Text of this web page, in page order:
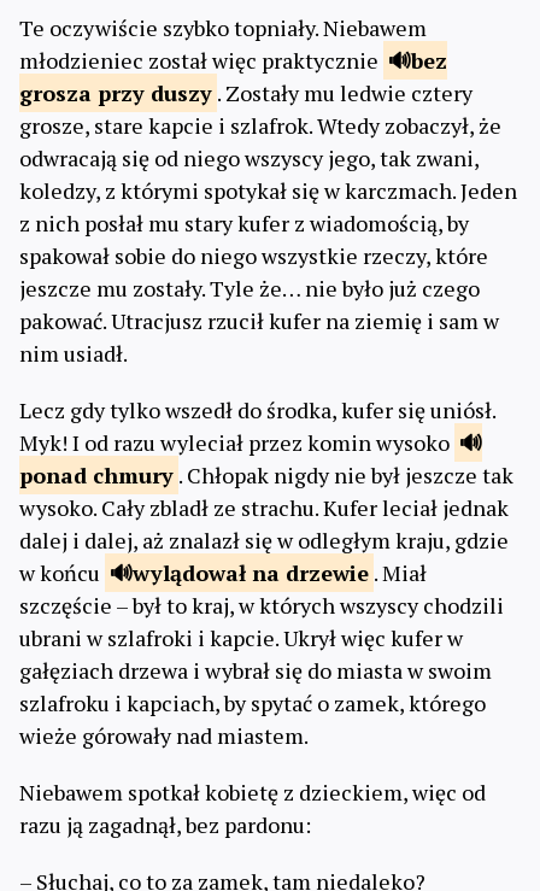
Te oczywiście szybko topniały. Niebawem
młodzieniec został więc praktycznie
bez
grosza przy duszy . Zostały mu ledwie cztery
grosze, stare kapcie i szlafrok. Wtedy zobaczył, że
odwracają się od niego wszyscy jego, tak zwani,
koledzy, z którymi spotykał się w karczmach. Jeden
z nich posłał mu stary kufer z wiadomością, by
spakował sobie do niego wszystkie rzeczy, które
jeszcze mu zostały. Tyle że… nie było już czego
pakować. Utracjusz rzucił kufer na ziemię i sam w
nim usiadł.
Lecz gdy tylko wszedł do środka, kufer się uniósł.
Myk! I od razu wyleciał przez komin wysoko
ponad chmury . Chłopak nigdy nie był jeszcze tak
wysoko. Cały zbladł ze strachu. Kufer leciał jednak
dalej i dalej, aż znalazł się w odległym kraju, gdzie
w końcu
wylądował na drzewie . Miał
szczęście – był to kraj, w których wszyscy chodzili
ubrani w szlafroki i kapcie. Ukrył więc kufer w
gałęziach drzewa i wybrał się do miasta w swoim
szlafroku i kapciach, by spytać o zamek, którego
wieże górowały nad miastem.
Niebawem spotkał kobietę z dzieckiem, więc od
razu ją zagadnął, bez pardonu:
– Słuchaj, co to za zamek, tam niedaleko?